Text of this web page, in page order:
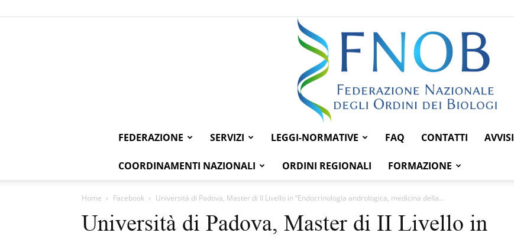
Federazione
FEDERAZIONE SERVIZI LEGGI-NORMATIVE FAQ CONTATTI AVVISI
COORDINAMENTI NAZIONALI ORDINI REGIONALI FORMAZIONE
Home Facebook Università di Padova, Master di II Livello in “Endocrinologia andrologica, medicina della...
Università di Padova, Master di II Livello in